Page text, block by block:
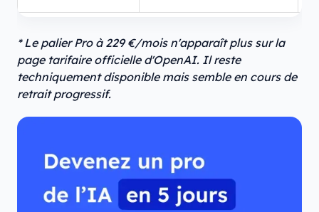
* Le palier Pro à 229 €/mois n'apparaît plus sur la
page tarifaire officielle d'OpenAI. Il reste
techniquement disponible mais semble en cours de
retrait progressif.